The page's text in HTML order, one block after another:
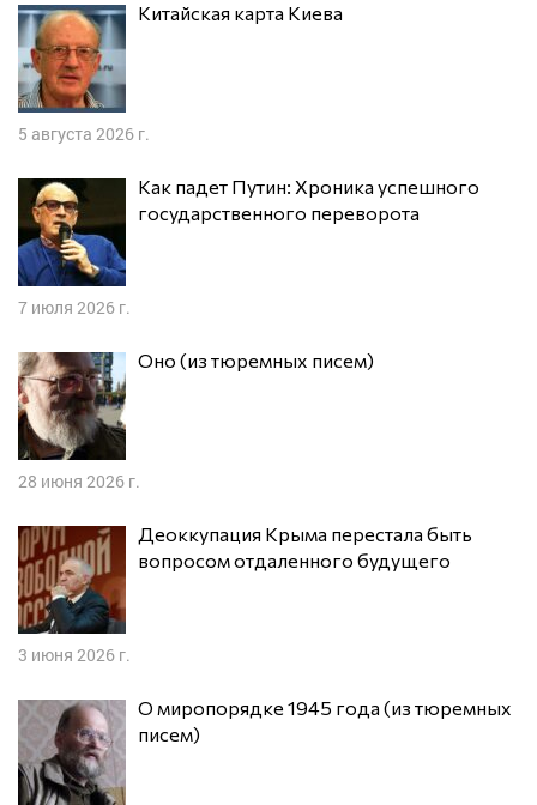
Китайская карта Киева
5 августа 2026 г.
Как падет Путин: Хроника успешного
государственного переворота
7 июля 2026 г.
Оно (из тюремных писем)
28 июня 2026 г.
Деоккупация Крыма перестала быть
вопросом отдаленного будущего
3 июня 2026 г.
О миропорядке 1945 года (из тюремных
писем)